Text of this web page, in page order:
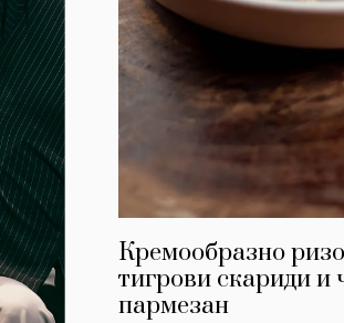
Кремообразно
тигрови скариди и
пармезан